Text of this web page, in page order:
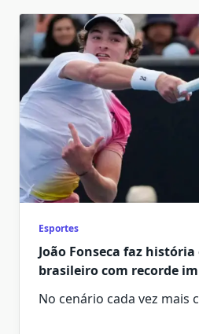
Esportes
João Fonseca faz
brasileiro com recorde
No cenário cada vez mais